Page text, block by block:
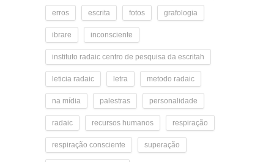
erros escrita fotos grafologia
ibrare inconsciente
instituto radaic centro de pesquisa da escritah
leticia radaic letra metodo radaic
na mídia palestras personalidade
radaic recursos humanos respiração
respiração consciente superação